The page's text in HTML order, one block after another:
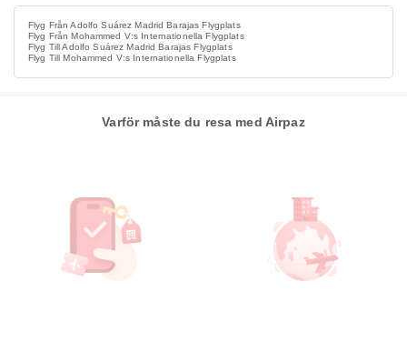
Flyg Från Adolfo Suárez Madrid Barajas Flygplats
Flyg Från Mohammed V:s Internationella Flygplats
Flyg Till Adolfo Suárez Madrid Barajas Flygplats
Flyg Till Mohammed V:s Internationella Flygplats
Varför måste du resa med Airpaz